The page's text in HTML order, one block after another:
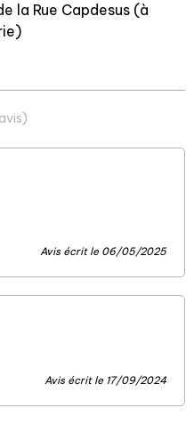
la Rue Capdesus (à
avis)
Avis écrit le 06/05/2025
Avis écrit le 17/09/2024